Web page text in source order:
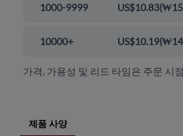
1000-9999 US$10.83(
10000+ US$10.19(
가격, 가용성 및 리드 타임은 주문 시
제품 사양